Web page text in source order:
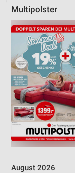
Multipolster
August 2026